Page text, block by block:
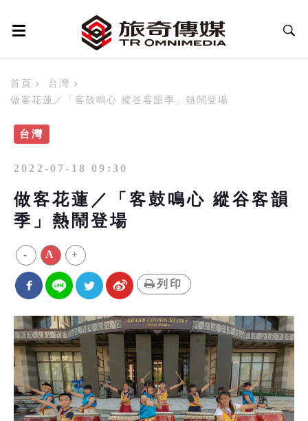
首頁
台灣
做客花蓮／「客鼓鳴心 縱谷客韻季」熱鬧登場
台灣
2022-07-18 09:30
做客花蓮／「客鼓鳴心 縱谷客韻
季」熱鬧登場
- A +
列印